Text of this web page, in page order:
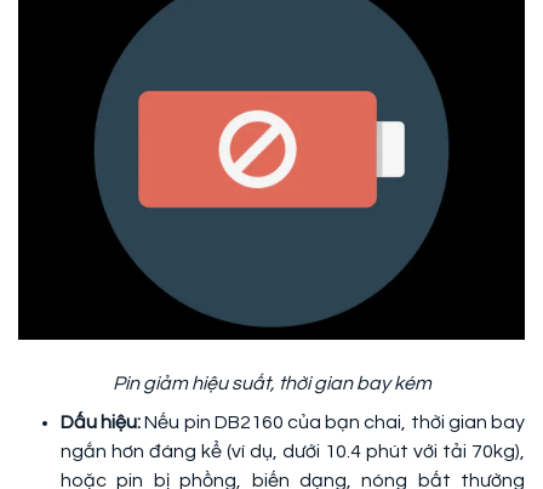
Pin giảm hiệu suất, thời gian bay kém
Dấu hiệu:Nếu pin DB2160 của bạn chai, thời gian bay
ngắn hơn đáng kể (ví dụ, dưới 10.4 phút với tải 70kg),
hoặc pin bị phồng, biến dạng, nóng bất thường